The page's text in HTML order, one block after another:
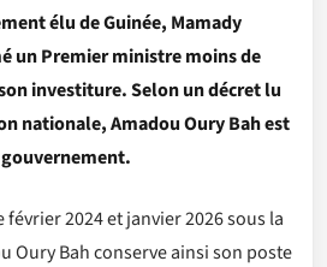
élu de Guinée, Mamady
un Premier ministre moins de
investiture. Selon un décret lu
nationale, Amadou Oury Bah est
2024 et janvier 2026 sous la
Oury Bah conserve ainsi son poste